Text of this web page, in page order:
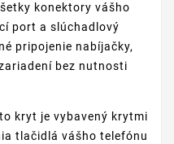
konektory vášho
port a slúchadlový
pripojenie nabíjačky,
bez nutnosti
kryt je vybavený krytmi
tlačidlá vášho telefónu